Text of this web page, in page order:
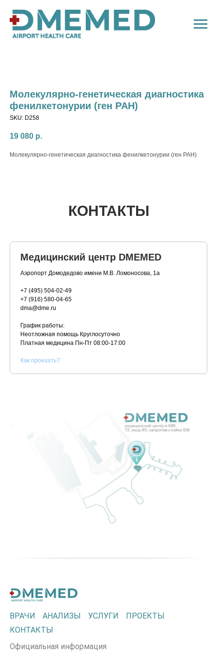
Молекулярно-генетическая диагностика
фенилкетонурии (ген PAH)
SKU: D258
19 080 р.
Молекулярно-генетическая диагностика фенилкетонурии (ген PAH)
КОНТАКТЫ
Медицинский центр DMEMED
Аэропорт Домодедово имени М.В. Ломоносова, 1а
+7 (495) 504-02-49
+7 (916) 580-04-65
dma@dme.ru
График работы:
Неотложная помощь Круглосуточно
Платная медицина Пн-Пт 08:00-17:00
Как проехать?
ВРАЧИ АНАЛИЗЫ УСЛУГИ
ПРОЕКТЫ
КОНТАКТЫ
Официальная информация